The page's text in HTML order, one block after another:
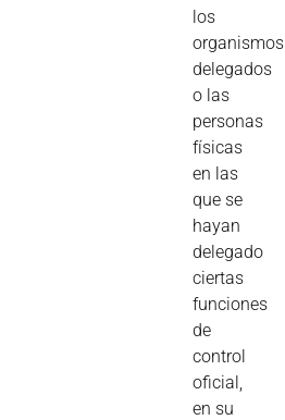
los
organismos
delegados
o las
personas
físicas
en las
que se
hayan
delegado
ciertas
funciones
de
control
oficial,
en su